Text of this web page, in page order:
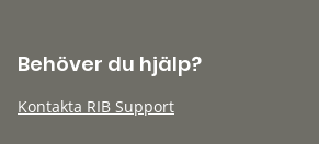
Behöver du hjälp?
Kontakta RIB Support